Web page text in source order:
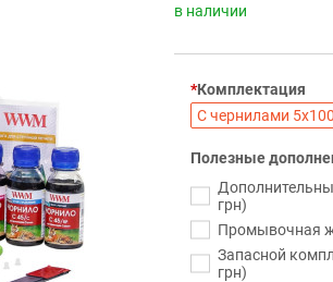
в наличии
Комплектация
С чернилами
Полезные
грн)
Промывочная
Запасной
грн)